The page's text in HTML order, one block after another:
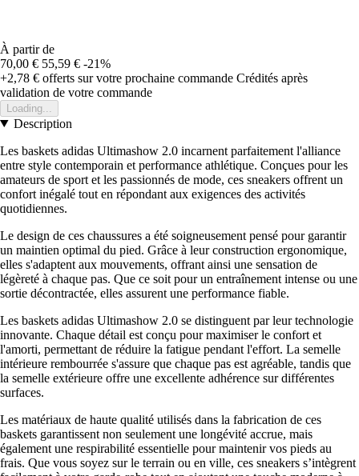
À partir de
70,00 € 55,59 € -21%
+2,78 € offerts sur votre prochaine commande Crédités après
validation de votre commande
Loading...
Description
Les baskets adidas Ultimashow 2.0 incarnent parfaitement l'alliance
entre style contemporain et performance athlétique. Conçues pour les
amateurs de sport et les passionnés de mode, ces sneakers offrent un
confort inégalé tout en répondant aux exigences des activités
quotidiennes.
Le design de ces chaussures a été soigneusement pensé pour garantir
un maintien optimal du pied. Grâce à leur construction ergonomique,
elles s'adaptent aux mouvements, offrant ainsi une sensation de
légèreté à chaque pas. Que ce soit pour un entraînement intense ou une
sortie décontractée, elles assurent une performance fiable.
Les baskets adidas Ultimashow 2.0 se distinguent par leur technologie
innovante. Chaque détail est conçu pour maximiser le confort et
l'amorti, permettant de réduire la fatigue pendant l'effort. La semelle
intérieure rembourrée s'assure que chaque pas est agréable, tandis que
la semelle extérieure offre une excellente adhérence sur différentes
surfaces.
Les matériaux de haute qualité utilisés dans la fabrication de ces
baskets garantissent non seulement une longévité accrue, mais
également une respirabilité essentielle pour maintenir vos pieds au
frais. Que vous soyez sur le terrain ou en ville, ces sneakers s’intègrent